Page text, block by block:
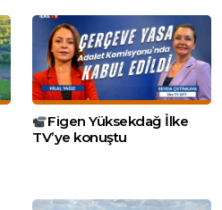
Figen Yüksekdağ İlke
TV’ye konuştu